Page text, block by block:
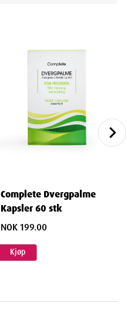
Complete Dvergpalme
Kapsler 60 stk
NOK 199.00
Kjøp